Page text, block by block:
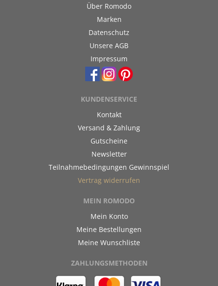
Über Romodo
Marken
Datenschutz
Unsere AGB
Impressum
KUNDENSERVICE
Kontakt
Versand & Zahlung
Gutscheine
Newsletter
Teilnahmebedingungen Gewinnspiel
Vertrag widerrufen
MEIN ROMODO
Mein Konto
Meine Bestellungen
Meine Wunschliste
ZAHLUNGSMETHODEN